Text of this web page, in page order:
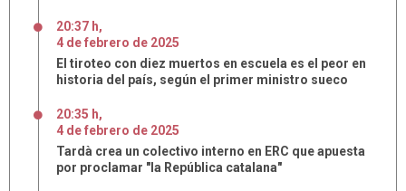
20:37 h,
4 defebrero de 2025
El tiroteo con diez muertos en escuela es el peor en
historia del país, según el primer ministro sueco
20:35 h,
4 defebrero de 2025
Tardà crea un colectivo interno en ERC que apuesta
por proclamar "la República catalana"